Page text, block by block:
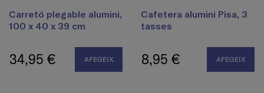
Carretó plegable alumini,
100 x 40 x 39 cm
34,95 € AFEGEIX
Cafetera alumini Pisa, 3
tasses
8,95 € AFEGEIX